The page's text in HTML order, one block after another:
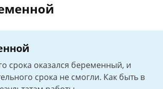
срока оказался беременный, и
срока не смогли. Как быть в